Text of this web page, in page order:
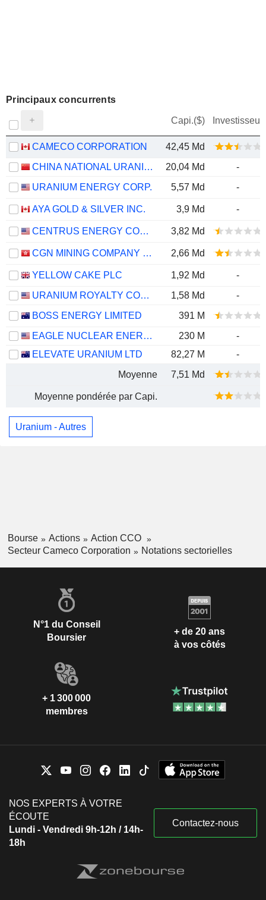
Principaux concurrents
Capi.($) Investisseur
CAMECO CORPORATION
42,45 Md
CHINA NATIONAL URANIUM CO., LTD.
20,04 Md
-
URANIUM ENERGY CORP.
5,57 Md -
AYA GOLD & SILVER INC. 3,9 Md -
CENTRUS ENERGY CORP. 3,82 Md
CGN MINING COMPANY LIMITED 2,66 Md
YELLOW CAKE PLC 1,92 Md
-
URANIUM ROYALTY CORP.
1,58 Md
-
BOSS ENERGY LIMITED
391 M
EAGLE NUCLEAR ENERGY CORP.
230 M
-
ELEVATE URANIUM LTD
82,27 M
-
Moyenne
7,51 Md
Moyenne pondérée par Capi.
Uranium - Autres
Bourse Actions
Action CCO
Secteur Cameco Corporation
Notations sectorielles
N°1 du Conseil
Boursier
+ de 20 ans
à vos côtés
+ 1 300 000
membres
NOS EXPERTS À VOTRE
ÉCOUTE
Lundi - Vendredi 9h-12h / 14h-
18h
Contactez-nous